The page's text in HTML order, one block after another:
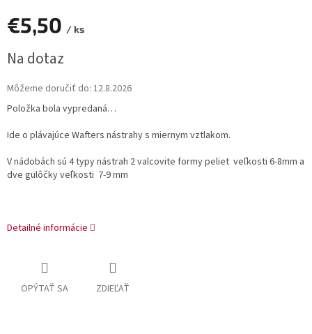
€5,50 / ks
cena:
Na dotaz
Môžeme doručiť do: 12.8.2026
Položka bola vypredaná…
Ide o plávajúce Wafters nástrahy s miernym vztlakom.
V nádobách sú 4 typy nástrah 2 valcovite formy peliet veľkosti 6-8mm a
dve gulôčky veľkosti 7-9 mm
Detailné informácie
OPÝTAŤ SA ZDIEĽAŤ